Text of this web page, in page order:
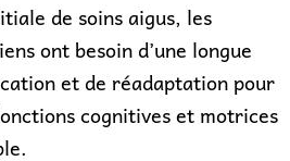
de soins aigus, les
ont besoin d’une longue
et de réadaptation pour
cognitives et motrices